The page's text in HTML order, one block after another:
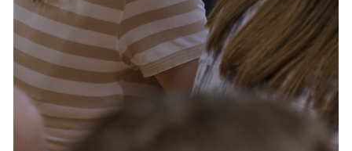
Servizi e accessibilità
Contatti
FAQ
Biglietti